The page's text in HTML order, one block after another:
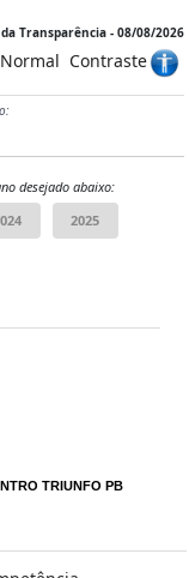
Transparência - 08/08/2026
Normal Contraste
desejado abaixo:
TRIUNFO PB